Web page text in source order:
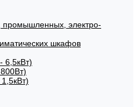
электро-
шкафов